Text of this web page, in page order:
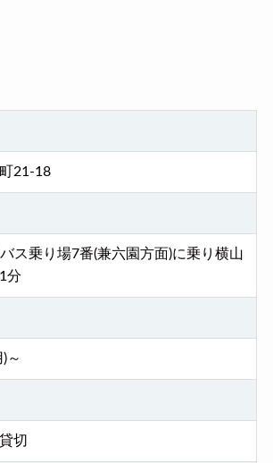
21-18
ス乗り場7番(兼六園方面)に乗り横山
分
～
切